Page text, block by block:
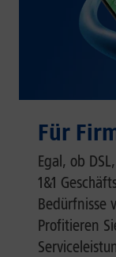
Für
Egal, ob
1&1
Bedürfnisse
Profitieren